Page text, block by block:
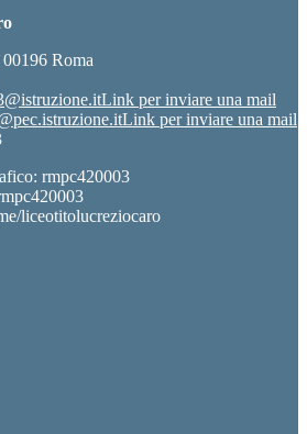
Roma
Link per inviare una mail
Link per inviare una mail
rmpc420003
liceotitolucreziocaro